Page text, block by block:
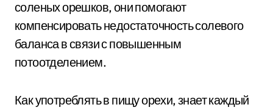
соленых орешков, они помогают
компенсировать недостаточность солевого
баланса в связи с повышенным
потоотделением.
Как употреблять в пищу орехи, знает каждый